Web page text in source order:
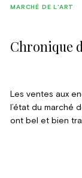
Chronique
MARCHÉ DE L'ART
Les ventes aux
l’état du marché
ont bel et bien